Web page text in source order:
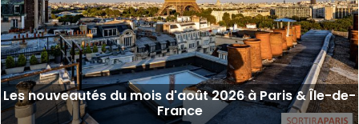
Les nouveautés du mois d'août 2026 à Paris & Île-de-
France